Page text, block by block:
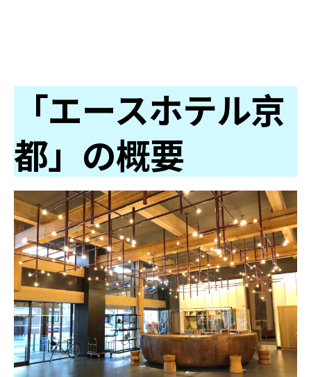
「エースホテル京
都」の概要